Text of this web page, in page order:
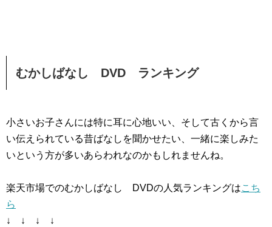
むかしばなし DVD ランキング
小さいお子さんには特に耳に心地いい、そして古くから言
い伝えられている昔ばなしを聞かせたい、一緒に楽しみた
いという方が多いあらわれなのかもしれませんね。
楽天市場でのむかしばなし DVDの人気ランキングはこち
ら
↓ ↓ ↓ ↓